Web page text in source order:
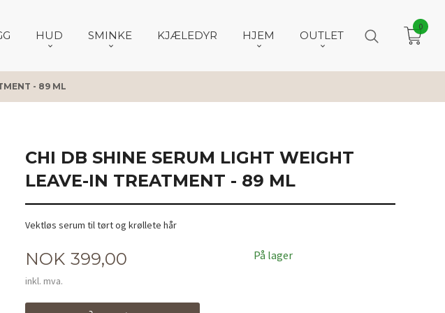
HUD SMINKE KJÆLEDYR HJEM OUTLET
0
- 89 ML
CHI DB SHINE SERUM LIGHT WEIGHT
LEAVE-IN TREATMENT - 89 ML
Vektløs serum til tørt og krøllete hår
Pris
NOK 399,00
inkl. mva.
På lager